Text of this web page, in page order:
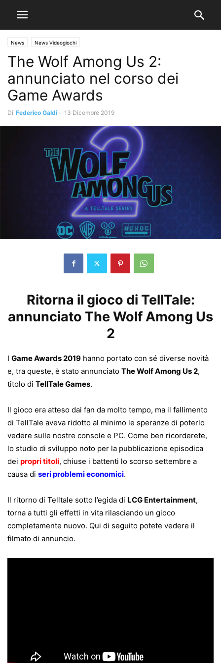
News News Videogiochi
The Wolf Among Us 2:
annunciato nel corso dei
Game Awards
Di Federico Galdi - 13 Dicembre 2019
Ritorna il gioco di TellTale:
annunciato The Wolf Among Us
2
I Game Awards 2019 hanno portato con sé diverse novità
e, tra queste, è stato annunciato The Wolf Among Us 2,
titolo di TellTale Games.
Il gioco era atteso dai fan da molto tempo, ma il fallimento
di TellTale aveva ridotto al minimo le speranze di poterlo
vedere sulle nostre console e PC. Come ben ricorderete,
lo studio di sviluppo noto per la pubblicazione episodica
dei propri titoli, chiuse i battenti lo scorso settembre a
causa di seri problemi economici.
Il ritorno di Telltale sotto l’egida di LCG Entertainment,
torna a tutti gli effetti in vita rilasciando un gioco
completamente nuovo. Qui di seguito potete vedere il
filmato di annuncio.